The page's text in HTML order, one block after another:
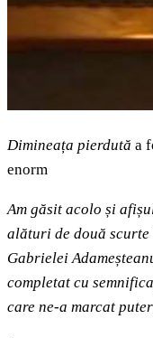
Dimineața pierdută a
enorm
Am găsit acolo și
alături de două
Gabrielei
completat cu
care ne-a marcat